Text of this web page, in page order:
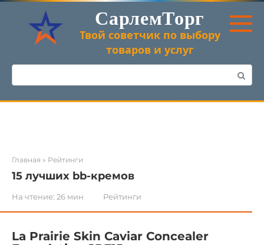
Перейти
контенту
СарлемТорг
Твой советчик по выбору
товаров и услуг
Поиск:
Главная » Рейтинги
15 лучших bb-кремов
На чтение: 26 мин Рейтинги
La Prairie Skin Caviar Concealer